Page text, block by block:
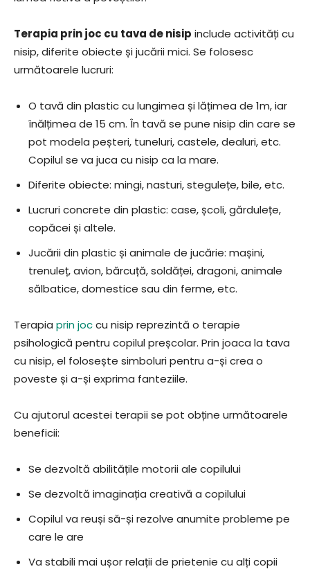
Terapia prin joc cu tava de nisip include activități cu
nisip, diferite obiecte și jucării mici. Se folosesc
următoarele lucruri:
O tavă din plastic cu lungimea și lățimea de 1m, iar
înălțimea de 15 cm. În tavă se pune nisip din care se
pot modela peșteri, tuneluri, castele, dealuri, etc.
Copilul se va juca cu nisip ca la mare.
Diferite obiecte: mingi, nasturi, stegulețe, bile, etc.
Lucruri concrete din plastic: case, școli, gărdulețe,
copăcei și altele.
Jucării din plastic și animale de jucărie: mașini,
trenuleț, avion, bărcuță, soldăței, dragoni, animale
sălbatice, domestice sau din ferme, etc.
Terapia prin joccu nisip reprezintă o terapie
psihologică pentru copilul preșcolar. Prin joaca la tava
cu nisip, el folosește simboluri pentru a-și crea o
poveste și a-și exprima fanteziile.
Cu ajutorul acestei terapii se pot obține următoarele
beneficii:
Se dezvoltă abilitățile motorii ale copilului
Se dezvoltă imaginația creativă a copilului
Copilul va reuși să-și rezolve anumite probleme pe
care le are
Va stabili mai ușor relații de prietenie cu alți copii